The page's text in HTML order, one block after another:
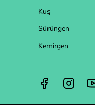
Kuş
Sürüngen
Kemirgen